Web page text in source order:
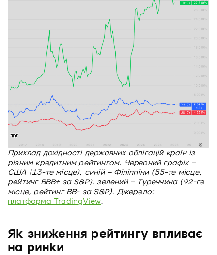
Приклад дохідності державних облігацій країн із
різним кредитним рейтингом. Червоний графік –
США (13-те місце), синій – Філіппіни (55-те місце,
рейтинг BBB+ за S&P), зелений – Туреччина (92-ге
місце, рейтинг BB- за S&P). Джерело:
платформа TradingView.
Як зниження рейтингу впливає
на ринки